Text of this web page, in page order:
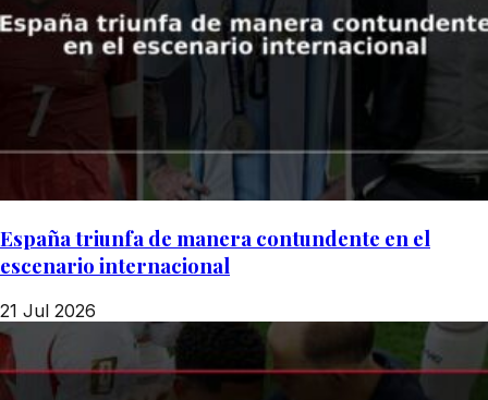
España triunfa de manera contundente en el
escenario internacional
21 Jul 2026